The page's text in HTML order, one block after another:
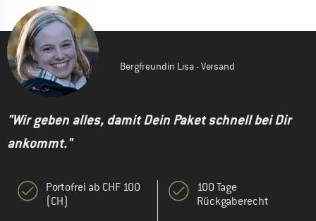
Bergfreundin Lisa - Versand
"Wir geben alles, damit Dein Paket schnell bei Dir
ankommt."
Portofrei ab CHF 100
(CH)
100 Tage
Rückgaberecht